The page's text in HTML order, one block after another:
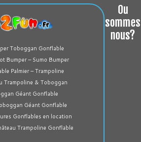
Toboggan Gonflable
Bumper – Sumo Bumper
Palmier – Trampoline
Trampoline & Toboggan
Géant Gonflable
Géant Gonflable
Gonflables en location
Trampoline Gonflable
Ou
sommes
nous?